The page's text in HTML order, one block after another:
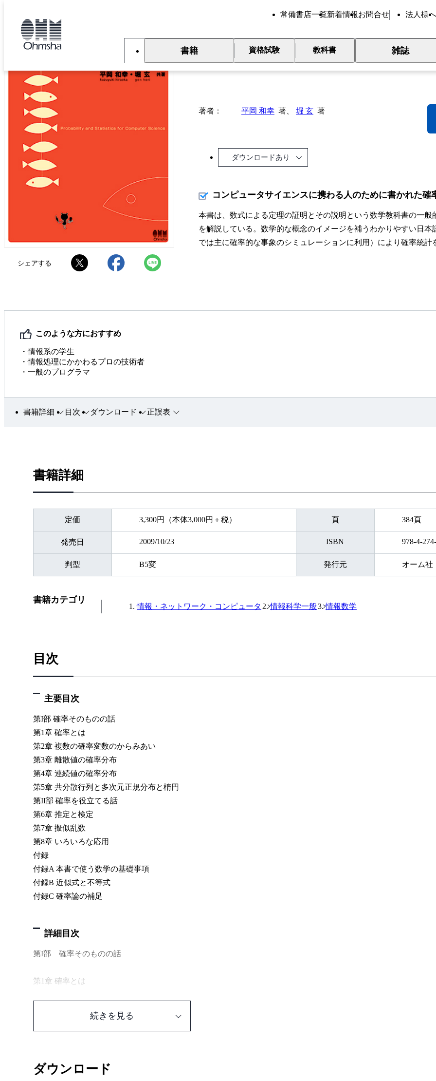
常備書店一覧新着情報お問合せ 法人様へ
書籍 資格試験 教科書 雑誌
プログラミングのための確率統
シェアする
著者 平岡 和幸 著、 堀 玄 著
ダウンロードあり
コンピュータサイエンスに携わる人のために書かれた確
本書は、数式による定理の証明とその説明という数学教科書の一
を解説している。数学的な概念のイメージを補うわかりやすい日
では主に確率的な事象のシミュレーションに利用）により確率統計
このような方におすすめ
・情報系の学生
・情報処理にかかわるプロの技術者
・一般のプログラマ
書籍詳細 目次 ダウンロード 正誤表
書籍詳細
定価 3,300円（本体3,000円＋税） 頁 384頁
発売日 2009/10/23 ISBN 978-4-
判型 B5変 発行元 オーム社
書籍カテゴリ
情報・ネットワーク・コンピュータ 情報科学一般 情報数学
目次
主要目次
第I部 確率そのものの話
第1章 確率とは
第2章 複数の確率変数のからみあい
第3章 離散値の確率分布
第4章 連続値の確率分布
第5章 共分散行列と多次元正規分布と楕円
第II部 確率を役立てる話
第6章 推定と検定
第7章 擬似乱数
第8章 いろいろな応用
付録
付録A 本書で使う数学の基礎事項
付録B 近似式と不等式
付録C 確率論の補足
詳細目次
第I部 確率そのものの話
第1章 確率とは
1.2 三つの扉（モンティホール問題） ——— 飛行船視点
1.2.3 飛行船視点への翻訳
1.3 三つ組(Ω,F, P) ——— 神様視点
続きを見る
ダウンロード